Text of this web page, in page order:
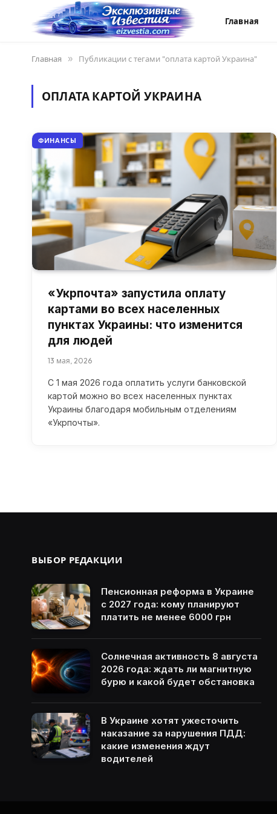
Главная
Главная » Публикации с тегами "оплата картой Украина"
ОПЛАТА КАРТОЙ УКРАИНА
ФИНАНСЫ
«Укрпочта» запустила оплату
картами во всех населенных
пунктах Украины: что изменится
для людей
13 мая, 2026
С 1 мая 2026 года оплатить услуги банковской
картой можно во всех населенных пунктах
Украины благодаря мобильным отделениям
«Укрпочты».
ВЫБОР РЕДАКЦИИ
Пенсионная реформа в Украине
с 2027 года: кому планируют
платить не менее 6000 грн
Солнечная активность 8 августа
2026 года: ждать ли магнитную
бурю и какой будет обстановка
В Украине хотят ужесточить
наказание за нарушения ПДД:
какие изменения ждут
водителей